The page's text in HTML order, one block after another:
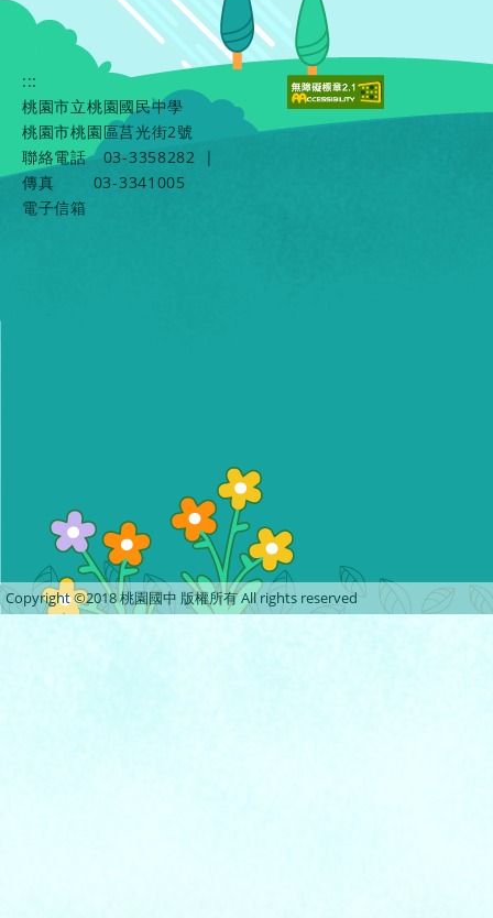
:::
桃園市立桃園國民中學
桃園市桃園區莒光街2號
聯絡電話
03-3358282
|
傳真
03-3341005
電子信箱
Copyright ©2018 桃園國中 版權所有 All rights reserved